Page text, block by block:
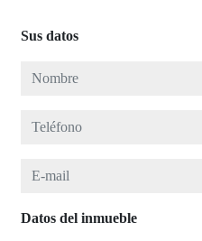
Sus datos
Nombre
Teléfono
E-mail
Datos del inmueble